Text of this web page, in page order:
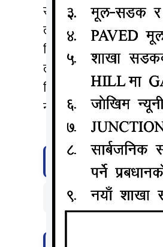
सम्झौताअनुसार कम्पनीले
लाख ४० हजार उपलब्ध
विजेताले एक÷एक थान
लाइफटाइम अचिभमेन्ट
दिनुभयो । पिपल्स च्वाइस
नाम सार्वजनिक गर्नेछ ।
टिप्पणी